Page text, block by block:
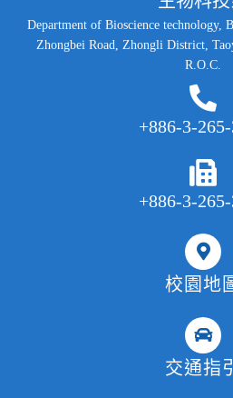
Department of Bioscience technology,
Zhongbei Road, Zhongli District,
R.O.C.
+886-3-265-
+886-3-
校園地
交通指引